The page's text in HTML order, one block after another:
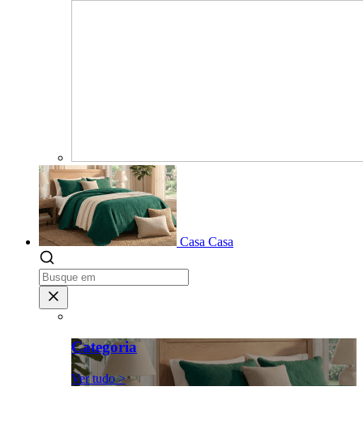
Casa Casa
Categoria
Ver tudo >